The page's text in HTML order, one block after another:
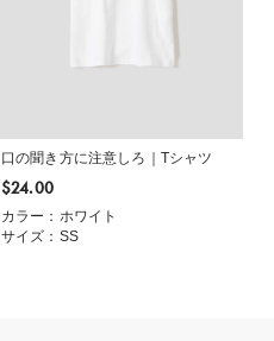
口の聞き方に注意しろ｜Tシャツ
$‌24.00
カラー：ホワイト
サイズ：SS